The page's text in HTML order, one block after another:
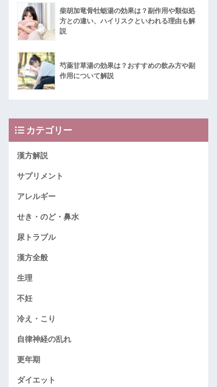
柴胡加竜骨牡蛎湯の効果は？副作用や類似処
方との違い、ハイリスクといわれる理由も解
説
芍薬甘草湯の効果は？おすすめの飲み方や副
作用について解説
カテゴリー
漢方解説
サプリメント
アレルギー
せき・のど・鼻水
尿トラブル
漢方全般
生理
不妊
冷え・こり
自律神経の乱れ
更年期
ダイエット